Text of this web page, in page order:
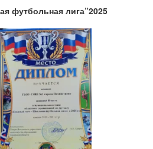
футбольная лига”2025